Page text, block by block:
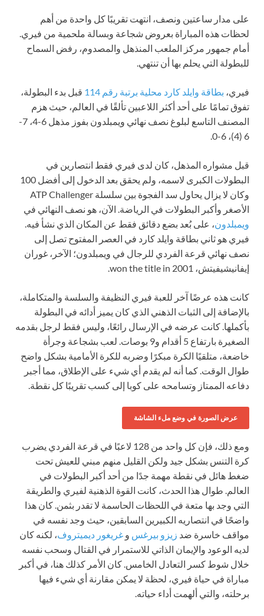
على مدار ساعتين ونصف، انتهت تقريبًا كل واحدة من أهم
لحظات هذه المباراة بعروض شجاعة وبسالة ملحمية من فيري.
أمام جمهور مركز الملعب المنذهل والمصدوم، رفض السماح
للبطولة التي يحلم بها أن تنتهي.
فيري، بطاقة وايلد كارد محلية برتبة رقم 114
قبل بدء البطولة،
تفوق تمامًا على أحد أكثر اللاعبين تألقًا في العالم، حيث هزم
المصنف التاسع لبلوغ نصف نهائي ويمبلدون بفوز مذهل 6-4، 7-
6 (4)، 6-0.
قبل مشواره المذهل، كان لدى فيري فقط انتصارين في
البطولات الكبرى لاسمه، ولم يحقق بعد الدخول إلى أفضل 100
وكان لا يزال يحاول سد الفجوة بين سلسلة ATP Challenger
الأصغر وأكبر البطولات في الرياضة. الآن، هو نصف النهائي في
ويمبلدون، على بُعد بضع دقائق فقط عن المكان الذي نشأ فيه.
فيري هو ثاني بطاقة وايلد كارد في العصر المفتوح تصل إلى
نصف نهائي قرعة الفردي للرجال في ويمبلدون؛ الآخر، غوران
إيفانيشيفيتش، won the title in 2001.
كانت هذه عرضًا آخر للعبة فيري النظيفة والسلسة والمتكاملة،
بالإضافة إلى الثبات الذهني الذي كان يميز أدائه في البطولة
بأكملها. كانت عرضه في الإرسال رائعًا، وليس فقط لرجل بقدمه
الصغيرة بارتفاع 5 أقدام و9 بوصات. لعب بشجاعة وجرأة
خاضعة، متلقيًا الكرة مبكرًا وضربه للكرة الأمامية بشكل واضح
طوال الوقت. كما أنه لم يقدم أي شيء على الإطلاق، مما أجبر
دفاعه الممتاز وتسامحه على كوبا إلى كسب تقريبًا كل نقطة.
عرض الصورة في وضع ملء الشاشة
ومع ذلك، فإن كل واحد من 128 لاعبًا في قرعة الفردي يضرب
كرة التنس بشكل جيد ولكن القليل منهم مبني للعيش تحت
ضغط هائل في نقطة مهمة جدًا من أحد أكبر البطولات في
العالم. طوال هذا الحدث، كانت القوة الذهنية لفيري والطريقة
التي وجد بها متعة في اللحظات الحاسمة لا تقدر بثمن. كان هذا
واضحًا في انتصاريه الكبيرين السابقين، حيث وجد نفسه في
مواقف خاسرة ضد زيزو بيرغس و غريغور ديميتروف، لكنه كان
لديه الوعود والإيمان الذاتي للاستمرار في القتال وسحب نفسه
خلال شوط كسر التعادل الخامس. كان الأمر كذلك هنا، في أكبر
مباراة في حياة فيري، لحظة لا يمكن مقارنة أي شيء فيها
برحلته، والتي ألهمت أداء حياته.